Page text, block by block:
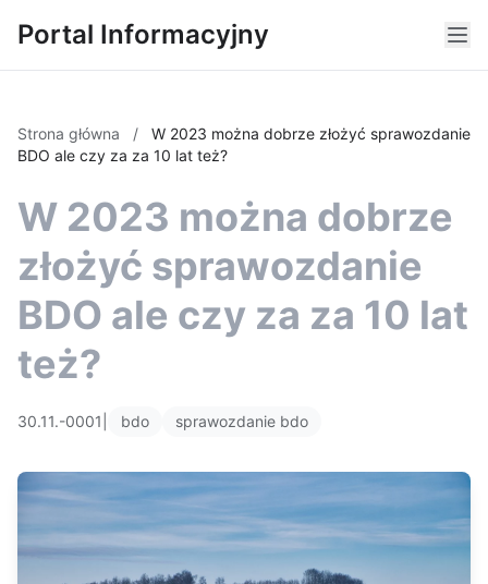
Portal Informacyjny
Strona główna /
W 2023 można dobrze złożyć sprawozdanie
BDO ale czy za za 10 lat też?
W 2023 można dobrze
złożyć sprawozdanie
BDO ale czy za za 10 lat
też?
30.11.-0001 bdo sprawozdanie bdo